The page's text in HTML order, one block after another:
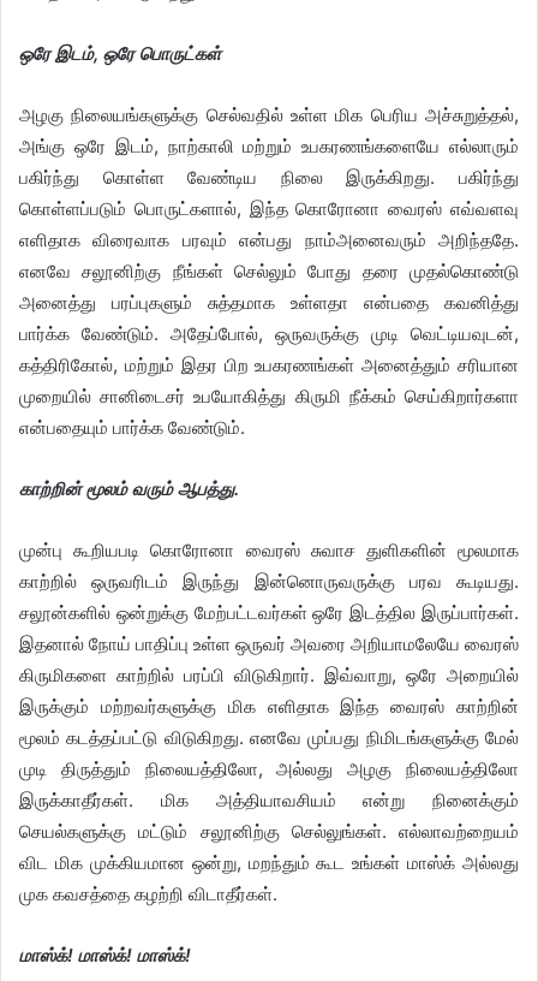
ஒரே இடம், ஒரே பொருட்கள்
அழகு நிலையங்களுக்கு செல்வதில் உள்ள மிக பெரிய அச்சுறுத்தல்,
அங்கு ஒரே இடம், நாற்காலி மற்றும் உபகரணங்களையே எல்லாரும்
பகிர்ந்து கொள்ள வேண்டிய நிலை இருக்கிறது. பகிர்ந்து
கொள்ளப்படும் பொருட்களால், இந்த கொரோனா வைரஸ் எவ்வளவு
எளிதாக விரைவாக பரவும் என்பது நாம்அனைவரும் அறிந்ததே.
எனவே சலூனிற்கு நீங்கள் செல்லும் போது தரை முதல்கொண்டு
அனைத்து பரப்புகளும் சுத்தமாக உள்ளதா என்பதை கவனித்து
பார்க்க வேண்டும். அதேப்போல், ஒருவருக்கு முடி வெட்டியவுடன்,
கத்திரிகோல், மற்றும் இதர பிற உபகரணங்கள் அனைத்தும் சரியான
முறையில் சானிடைசர் உபயோகித்து கிருமி நீக்கம் செய்கிறார்களா
என்பதையும் பார்க்க வேண்டும்.
காற்றின் மூலம் வரும் ஆபத்து.
முன்பு கூறியபடி கொரோனா வைரஸ் சுவாச துளிகளின் மூலமாக
காற்றில் ஒருவரிடம் இருந்து இன்னொருவருக்கு பரவ கூடியது.
சலூன்களில் ஒன்றுக்கு மேற்பட்டவர்கள் ஒரே இடத்தில இருப்பார்கள்.
இதனால் நோய் பாதிப்பு உள்ள ஒருவர் அவரை அறியாமலேயே வைரஸ்
கிருமிகளை காற்றில் பரப்பி விடுகிறார். இவ்வாறு, ஒரே அறையில்
இருக்கும் மற்றவர்களுக்கு மிக எளிதாக இந்த வைரஸ் காற்றின்
மூலம் கடத்தப்பட்டு விடுகிறது. எனவே முப்பது நிமிடங்களுக்கு மேல்
முடி திருத்தும் நிலையத்திலோ, அல்லது அழகு நிலையத்திலோ
இருக்காதீர்கள். மிக அத்தியாவசியம் என்று நினைக்கும்
செயல்களுக்கு மட்டும் சலூனிற்கு செல்லுங்கள். எல்லாவற்றையம்
விட மிக முக்கியமான ஒன்று, மறந்தும் கூட உங்கள் மாஸ்க் அல்லது
முக கவசத்தை கழற்றி விடாதீர்கள்.
மாஸ்க்! மாஸ்க்! மாஸ்க்!